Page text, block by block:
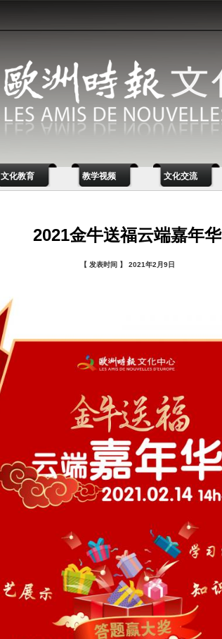
文化教育 教学视频 文化交流
2021金牛送福云端嘉年华
【 发表时间 】 2021年2月9日